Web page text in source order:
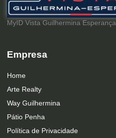
MyID Vista Guilhermina Esperança.
Empresa
Home
Arte Realty
Way Guilhermina
Pátio Penha
Política de Privacidade